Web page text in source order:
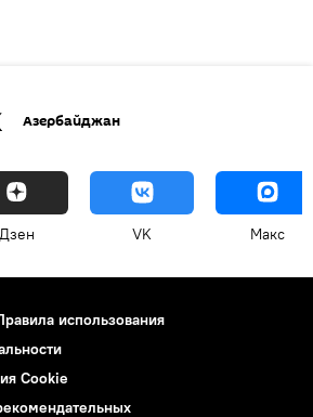
Азербайджан
Дзен VK Макс
использования
Cookie